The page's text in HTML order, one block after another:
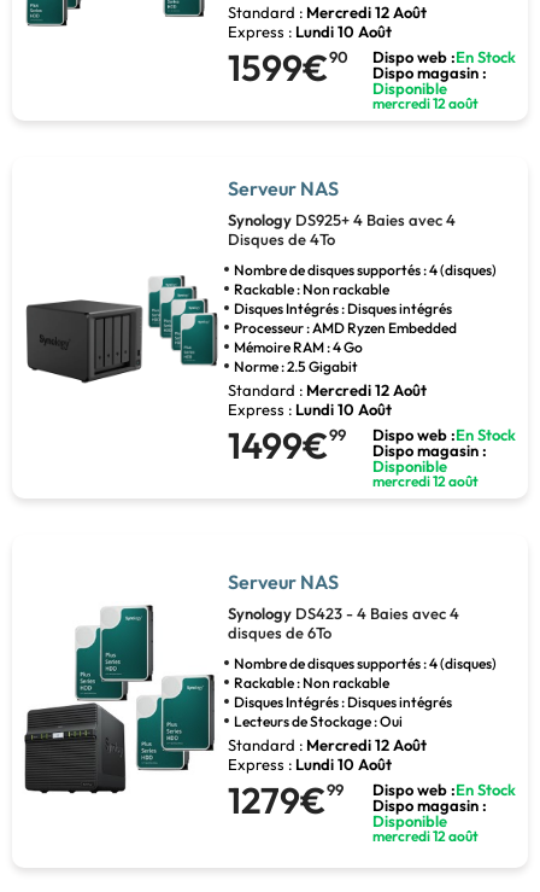
Standard : Mercredi 12 Août
Express : Lundi 10 Août
1599€90 Dispo web :En Stock
Dispo magasin :
Disponible
mercredi 12 août
Serveur NAS
Synology DS925+ 4 Baies avec 4
Disques de 4To
Nombre de disques supportés : 4 (disques)
Rackable : Non rackable
Disques Intégrés : Disques intégrés
Processeur : AMD Ryzen Embedded
Mémoire RAM : 4 Go
Norme : 2.5 Gigabit
Standard : Mercredi 12 Août
Express : Lundi 10 Août
1499€99 Dispo web :En Stock
Dispo magasin :
Disponible
mercredi 12 août
Serveur NAS
Synology DS423 - 4 Baies avec 4
disques de 6To
Nombre de disques supportés : 4 (disques)
Rackable : Non rackable
Disques Intégrés : Disques intégrés
Lecteurs de Stockage : Oui
Standard : Mercredi 12 Août
Express : Lundi 10 Août
1279€99 Dispo web :En Stock
Dispo magasin :
Disponible
mercredi 12 août